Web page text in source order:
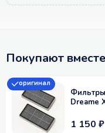
Покупают вместе
Dreame
оригинал
1 150 ₽